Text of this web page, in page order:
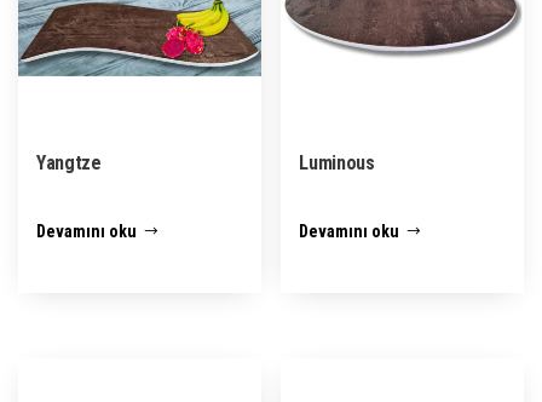
Yangtze
Devamını oku
Luminous
Devamını oku